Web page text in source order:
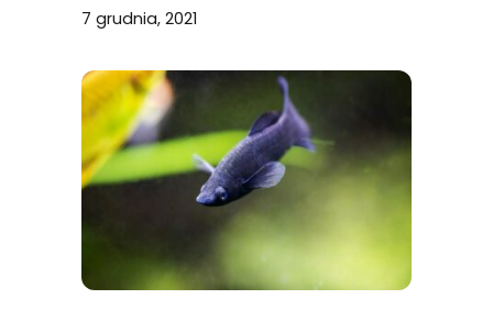
7 grudnia, 2021